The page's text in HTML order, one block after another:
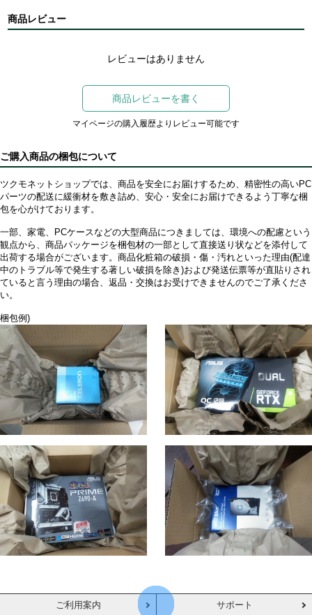
商品レビュー
レビューはありません
商品レビューを書く
マイページの購入履歴よりレビュー可能です
ご購入商品の梱包について
ツクモネットショップでは、商品を安全にお届けするため、精密性の高いPC
パーツの配送に緩衝材を敷き詰め、安心・安全にお届けできるよう丁寧な梱
包を心がけております。
一部、家電、PCケースなどの大型商品につきましては、環境への配慮という
観点から、商品パッケージを梱包材の一部として直接送り状などを添付して
出荷する場合がございます。商品化粧箱の破損・傷・汚れといった理由(配達
中のトラブル等で発生する著しい破損を除き)および発送伝票等が直貼りされ
ていると言う理由の場合、返品・交換はお受けできませんのでご了承くださ
い。
梱包例)
ご利用案内 サポート